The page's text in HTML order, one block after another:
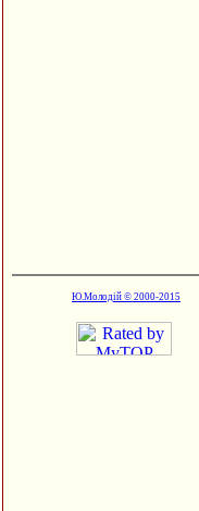
Ю.Молодій © 2000-2015